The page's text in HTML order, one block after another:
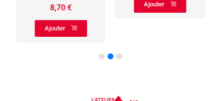
8,70€
Ajouter
Ajouter